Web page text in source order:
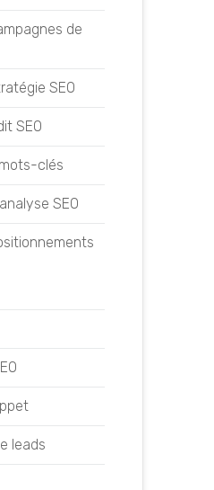
de
SEO
SEO
clés
SEO
leads